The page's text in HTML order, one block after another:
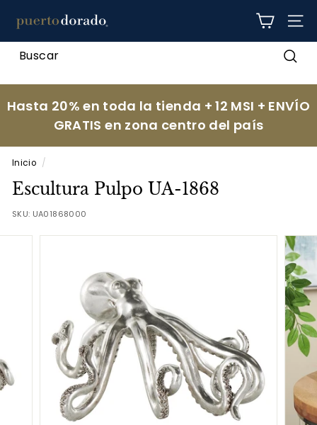
directamente
contenido
p
u
e
r
t
o
r
a
d
o
Hasta 20% en toda la tienda + 12 MSI + ENVÍO
GRATIS en zona centro del país
Inicio /
Escultura Pulpo UA-1868
SKU: UA01868000